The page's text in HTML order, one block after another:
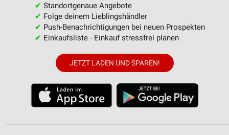
✔ Standortgenaue Angebote
✔ Folge deinem Lieblingshändler
✔ Push-Benachrichtigungen bei neuen Prospekten
✔ Einkaufsliste - Einkauf stressfrei planen
JETZT LADEN UND SPAREN!